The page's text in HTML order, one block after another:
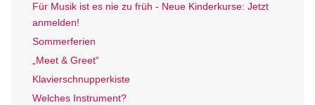
Für Musik ist es nie zu früh - Neue Kinderkurse: Jetzt
anmelden!
Sommerferien
„Meet & Greet“
Klavierschnupperkiste
Welches Instrument?